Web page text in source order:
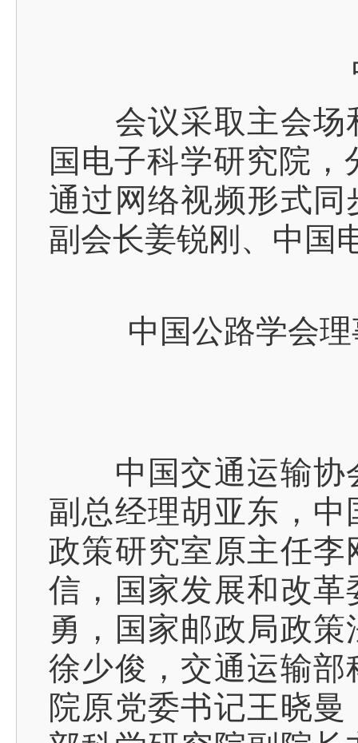
中
会议采取主会场
国电子科学研究院
通过网络视频形式
副会长姜锐刚、中国
中国公路学会理
中国交通运输协
副总经理胡亚东，
政策研究室原主任
信，国家发展和改
勇，国家邮政局政
徐少俊，交通运输
院原党委书记王晓